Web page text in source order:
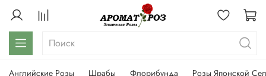
Английские Розы Шрабы Флорибунда Розы Японской